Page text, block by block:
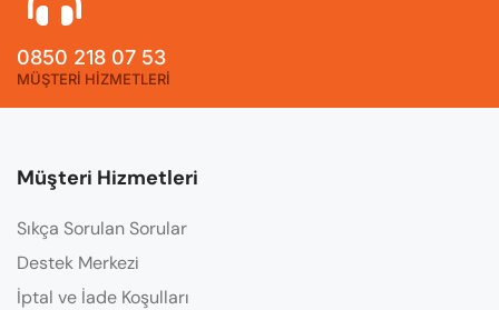
0850 218 07 53
MÜŞTERİ HİZMETLERİ
Müşteri Hizmetleri
Sıkça Sorulan Sorular
Destek Merkezi
İptal ve İade Koşulları